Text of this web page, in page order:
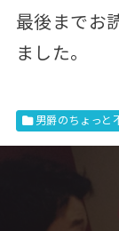
最後までお
ました。
男爵のちょっと